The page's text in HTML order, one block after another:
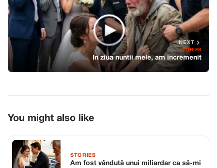
NEXT
STORIES
In ziua nuntii mele, am incremenit
You might also like
STORIES
Am fost vândută unui miliardar ca să-mi